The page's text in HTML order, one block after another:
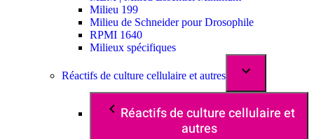
Milieu 199
Milieu de Schneider pour Drosophile
RPMI 1640
Milieux spécifiques
Réactifs de culture cellulaire et autres
Réactifs de culture cellulaire et
autres